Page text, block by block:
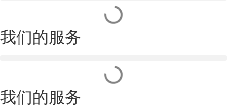
我们的服务
我们的服务